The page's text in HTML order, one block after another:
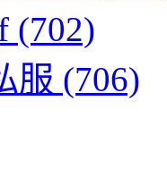
(702)
服 (706)